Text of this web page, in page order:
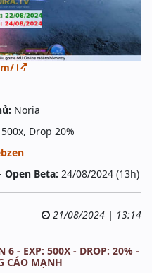
Noria
Drop 20%
Open Beta: 24/08/2024 (13h)
21/08/2024 | 13:14
6 - EXP: 500X - DROP: 20% -
CÁO MẠNH